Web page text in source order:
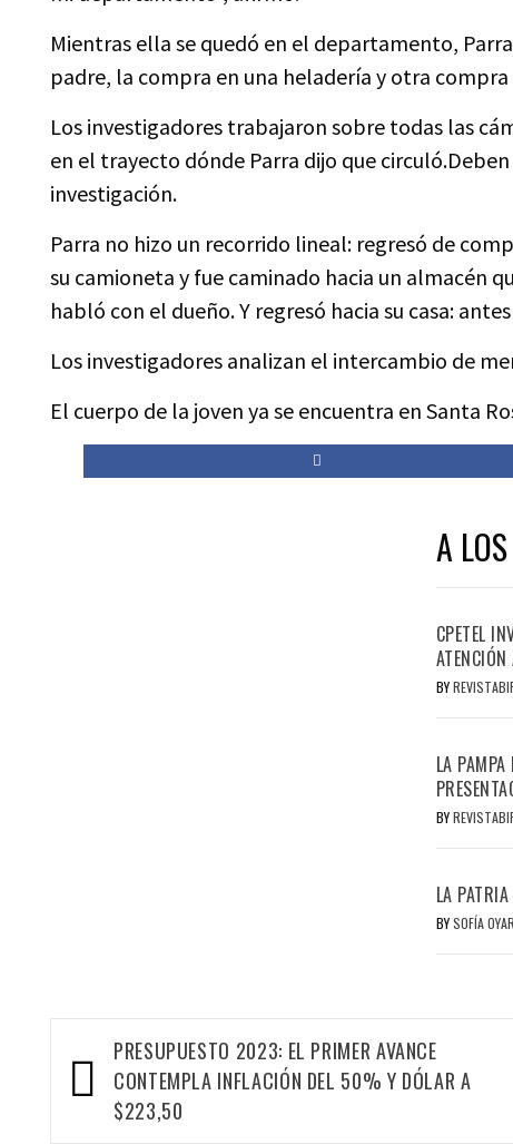
Mientras ella se quedó en el departamento,
padre, la compra en una heladería y otra
Los investigadores trabajaron sobre todas las
en el trayecto dónde Parra dijo que
investigación.
Parra no hizo un recorrido lineal: regresó de
su camioneta y fue caminado hacia un almacén
habló con el dueño. Y regresó hacia su casa:
Los investigadores analizan el intercambio de
El cuerpo de la joven ya se encuentra en Santa
A
CPETEL
BY
LA
BY
LA
BY SOFÍA
Navegación
de
entradas
PRESUPUESTO 2023: EL PRIMER AVANCE
CONTEMPLA INFLACIÓN DEL 50% Y DÓLAR A
$223,50